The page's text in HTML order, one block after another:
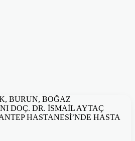
BURUN, BOĞAZ
DOÇ. DR. İSMAİL AYTAÇ
HASTANESİ’NDE HASTA